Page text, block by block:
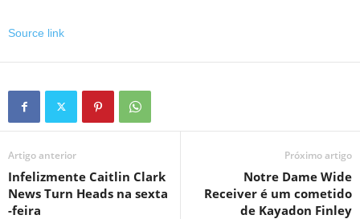
Source link
Artigo anterior
Infelizmente Caitlin Clark
News Turn Heads na sexta
-feira
Próximo artigo
Notre Dame Wide
Receiver é um cometido
de Kayadon Finley